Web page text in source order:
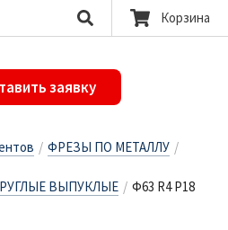
Корзина
заявку
/ ФРЕЗЫ ПО МЕТАЛЛУ /
ВЫПУКЛЫЕ / Ф63 R4 Р18